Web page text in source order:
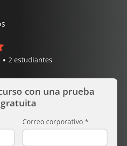
2 estudiantes
con una prueba
gratuita
Correo corporativo *